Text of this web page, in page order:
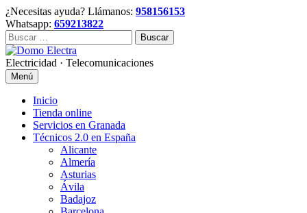
Skip
to
content
¿Necesitas ayuda? Llámanos: 958156153
Whatsapp: 659213822
Buscar:
Electricidad · Telecomunicaciones
Menú
Inicio
Tienda online
Servicios en Granada
Técnicos 2.0 en España
Alicante
Almería
Asturias
Ávila
Badajoz